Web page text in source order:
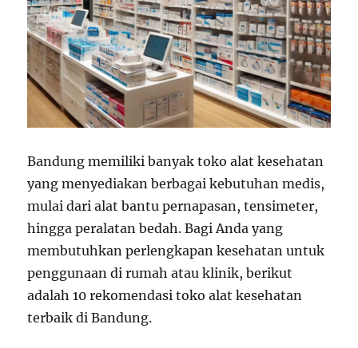
Bandung memiliki banyak toko alat kesehatan
yang menyediakan berbagai kebutuhan medis,
mulai dari alat bantu pernapasan, tensimeter,
hingga peralatan bedah. Bagi Anda yang
membutuhkan perlengkapan kesehatan untuk
penggunaan di rumah atau klinik, berikut
adalah 10 rekomendasi toko alat kesehatan
terbaik di Bandung.